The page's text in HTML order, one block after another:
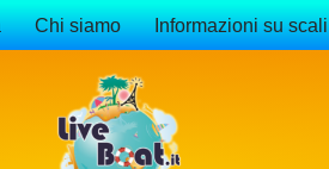
Chi siamo Informazioni su